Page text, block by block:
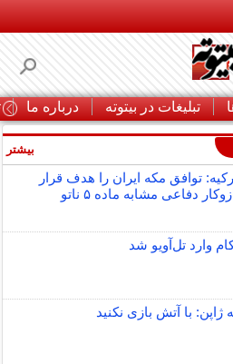
تبلیغات در بیتوته درباره ما
توافق مکه ایران را هدف قرار
دفاعی مشابه ماده ۵ ناتو
وارد تل‌آویو شد
ژاپن: با آتش بازی نکنید
بیشتر